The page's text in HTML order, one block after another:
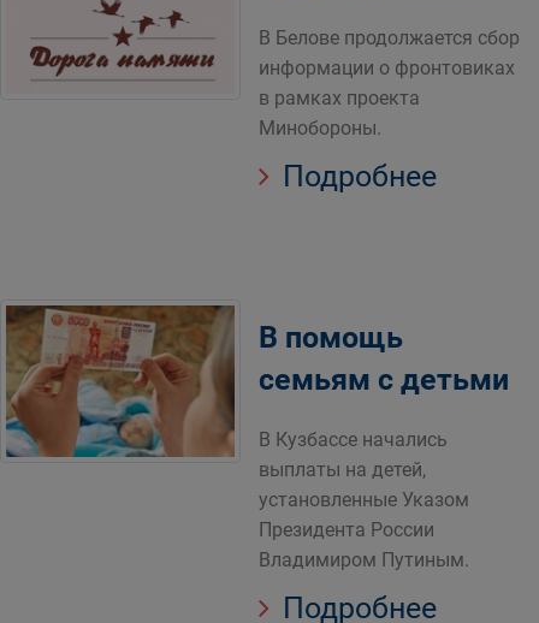
В Белове продолжается сбор
информации о фронтовиках
в рамках проекта
Минобороны.
Подробнее
В помощь
семьям с детьми
В Кузбассе начались
выплаты на детей,
установленные Указом
Президента России
Владимиром Путиным.
Подробнее